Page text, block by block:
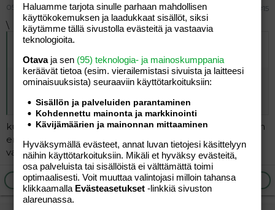
05.11.2005 #15
\
Alkuperäinen kirjoittaja
kirjoitti
mulla poika nyt 1v 1kk ja ollaan kävelty kuukausi ja nyt
alkaa oppii juoksun.kyllä minä huolestuisin jos ei oppisi
ennen 1v 4kk kävelee,luulisi jo neuvolan huolestuvan.....
kuten tässäkin ketjussa on todettu,kaikki lapsukaisen on
erilaisia =) . Mä oon kuullu,et jos 1v6kk ei kävele ni sit
vasta joutuu käymään jumpparilla..
Vastaa
Ilmoita asiaton viesti
Haluamme tarjota sinulle parhaan mahdollisen
käyttökokemuksen ja laadukkaat sisällöt, siksi
käytämme tällä sivustolla evästeitä ja vastaavia
teknologioita.
Otavaja sen (95) teknologia- ja mainoskumppania
keräävät tietoa (esim. vierailemis­tasi sivuista ja laitteesi
ominaisuuk­sista) seuraaviin käyttötarkoituksiin:
Sisällön ja palveluiden parantaminen
Kohdennettu mainonta ja markkinointi
Kävijämäärien ja mainonnan mittaaminen
Hyväksymällä evästeet, annat luvan tietojesi käsittelyyn
näihin käyttötarkoituksiin. Mikäli et hyväksy evästeitä,
osa palveluista tai sisällöistä ei välttämättä toimi
optimaalisesti. Voit muuttaa valintojasi milloin tahansa
klikkaamalla Evästeasetukset -linkkiä sivuston
alareunassa.